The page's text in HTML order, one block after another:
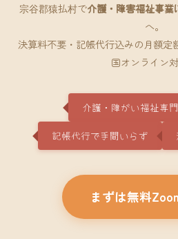
宗谷郡猿払村で介護・障害福祉事業
へ。
決算料不要・記帳代行込みの月額定
国オンライン対
介護・障がい福祉専
記帳代行で手間いらず
まずは無料